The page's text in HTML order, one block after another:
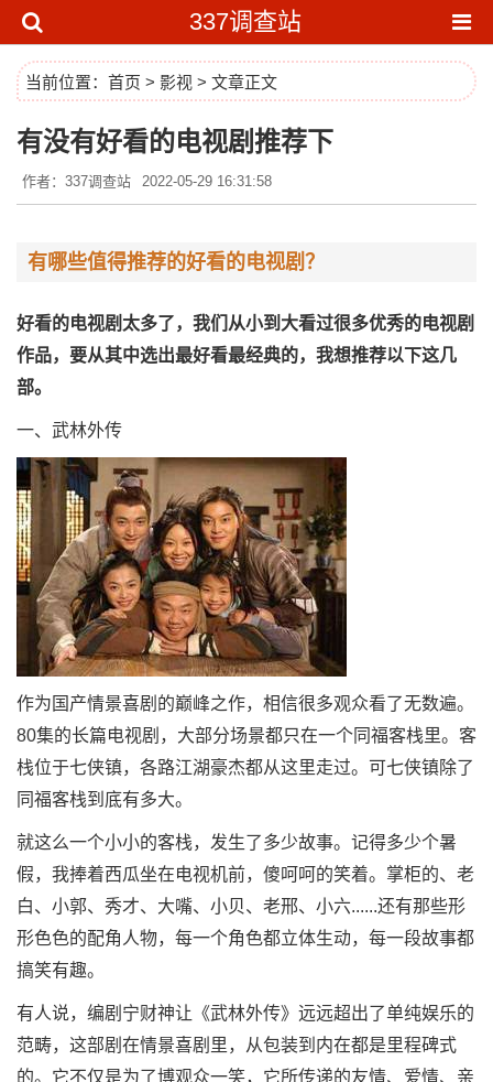
337调查站
当前位置： 首页 > 影视 > 文章正文
有没有好看的电视剧推荐下
作者：337调查站 2022-05-29 16:31:58
有哪些值得推荐的好看的电视剧？
好看的电视剧太多了，我们从小到大看过很多优秀的电视剧
作品，要从其中选出最好看最经典的，我想推荐以下这几
部。
一、武林外传
作为国产情景喜剧的巅峰之作，相信很多观众看了无数遍。
80集的长篇电视剧，大部分场景都只在一个同福客栈里。客
栈位于七侠镇，各路江湖豪杰都从这里走过。可七侠镇除了
同福客栈到底有多大。
就这么一个小小的客栈，发生了多少故事。记得多少个暑
假，我捧着西瓜坐在电视机前，傻呵呵的笑着。掌柜的、老
白、小郭、秀才、大嘴、小贝、老邢、小六......还有那些形
形色色的配角人物，每一个角色都立体生动，每一段故事都
搞笑有趣。
有人说，编剧宁财神让《武林外传》远远超出了单纯娱乐的
范畴，这部剧在情景喜剧里，从包装到内在都是里程碑式
的。它不仅是为了博观众一笑，它所传递的友情、爱情、亲